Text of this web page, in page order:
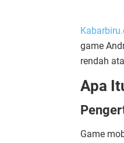
game
rendah
Apa
Game